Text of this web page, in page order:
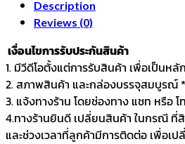
Description
Reviews (0)
เงื่อนไขการรับประกันสินค้า
1. มีวีดีโอตั้งแต่การรับสินค้า เพื่อเป็นห
2. สภาพสินค้า และกล่องบรรจุสมบูรณ์
3. แจ้งทางร้าน โดยช่องทาง แชท หรือ
4.ทางร้านยินดี เปลี่ยนสินค้า ในกรณี ที่
และช่วงเวลาที่ลูกค้ามีการติดต่อ เพื่อเ